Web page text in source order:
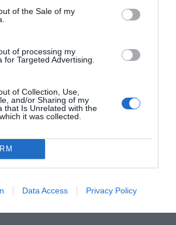
of the Sale of my
of processing my
for Targeted Advertising.
of Collection, Use,
and/or Sharing of my
that Is Unrelated with the
it was collected.
Data Access Privacy Policy
El Palleter del Port de Sagunt.